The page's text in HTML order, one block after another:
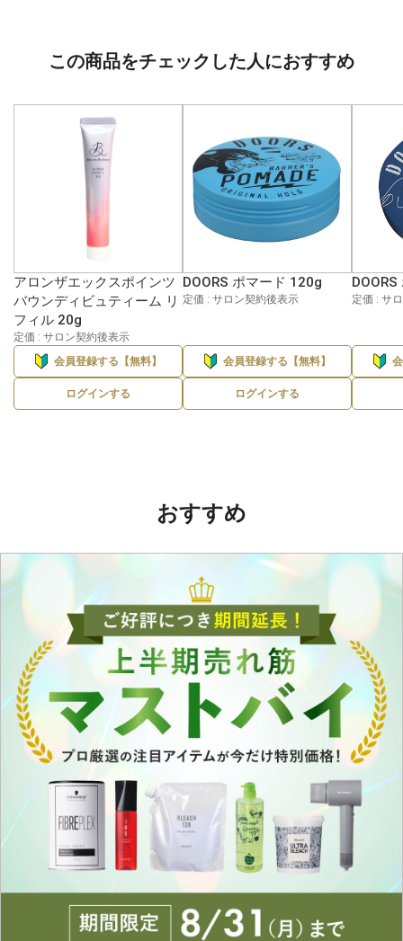
この商品をチェックした人におすすめ
アロンザエックスポインツ
バウンディビュティーム リ
フィル 20g
定価 : サロン契約後表示
会員登録する【無料】
ログインする
DOORS ポマード 120g
定価 : サロン契約後表示
会員登録する【無料】
ログインする
定価 : サ
おすすめ